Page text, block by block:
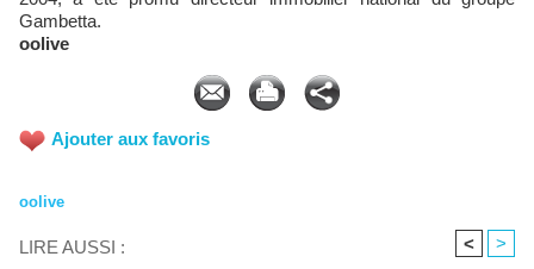
Gambetta.
oolive
Ajouter aux favoris
oolive
LIRE AUSSI : < >